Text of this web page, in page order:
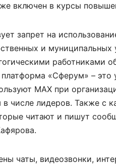
включен в курсы
запрет на
и муниципальных
работниками
«Сферум» – это
МАХ при
в числе лидеров. Также
читают и пишут
чаты, видеозвонки,